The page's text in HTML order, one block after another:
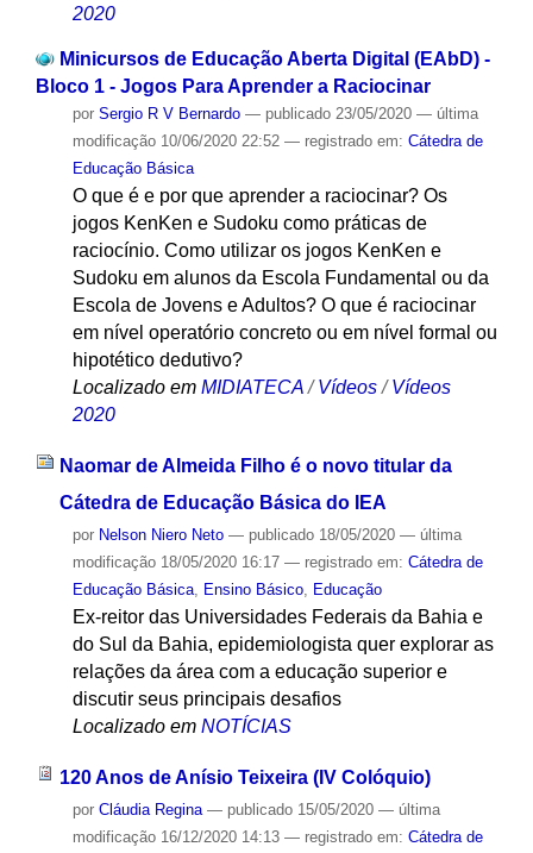
2020
Minicursos de Educação Aberta Digital (EAbD) -
Bloco 1 - Jogos Para Aprender a Raciocinar
por Sergio R V Bernardo — publicado23/05/2020 — última
modificação10/06/2020 22:52 — registrado em: Cátedra de
Educação Básica
O que é e por que aprender a raciocinar? Os
jogos KenKen e Sudoku como práticas de
raciocínio. Como utilizar os jogos KenKen e
Sudoku em alunos da Escola Fundamental ou da
Escola de Jovens e Adultos? O que é raciocinar
em nível operatório concreto ou em nível formal ou
hipotético dedutivo?
Localizado em MIDIATECA /Vídeos /Vídeos
2020
Naomar de Almeida Filho é o novo titular da
Cátedra de Educação Básica do IEA
por Nelson Niero Neto — publicado18/05/2020 — última
modificação18/05/2020 16:17 — registrado em: Cátedra de
Educação Básica, Ensino Básico, Educação
Ex-reitor das Universidades Federais da Bahia e
do Sul da Bahia, epidemiologista quer explorar as
relações da área com a educação superior e
discutir seus principais desafios
Localizado em NOTÍCIAS
120 Anos de Anísio Teixeira (IV Colóquio)
por Cláudia Regina — publicado15/05/2020 — última
modificação16/12/2020 14:13 — registrado em: Cátedra de